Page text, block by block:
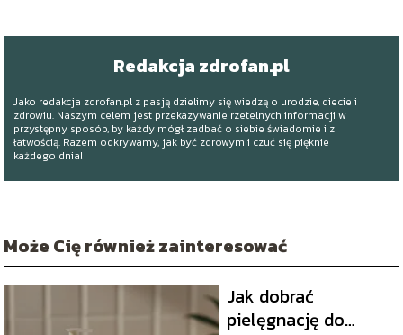
Redakcja zdrofan.pl
Jako redakcja zdrofan.pl z pasją dzielimy się wiedzą o urodzie, diecie i
zdrowiu. Naszym celem jest przekazywanie rzetelnych informacji w
przystępny sposób, by każdy mógł zadbać o siebie świadomie i z
łatwością. Razem odkrywamy, jak być zdrowym i czuć się pięknie
każdego dnia!
Może Cię również zainteresować
Jak dobrać
pielęgnację do